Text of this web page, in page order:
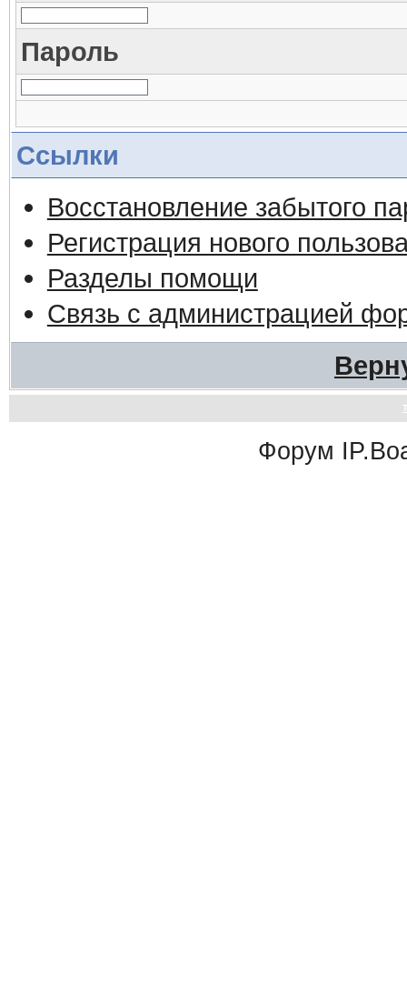
Пароль
Ссылки
Восстановление забытого
Регистрация нового
Разделы помощи
Связь с администрацией
Форум